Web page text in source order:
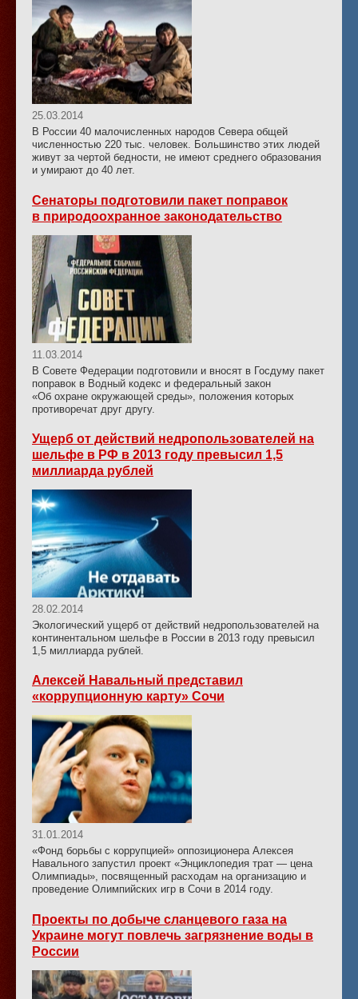
25.03.2014
В России 40 малочисленных народов Севера общей
численностью 220 тыс. человек. Большинство этих людей
живут за чертой бедности, не имеют среднего образования
и умирают до 40 лет.
Сенаторы подготовили пакет поправок
в природоохранное законодательство
11.03.2014
В Совете Федерации подготовили и вносят в Госдуму пакет
поправок в Водный кодекс и федеральный закон
«Об охране окружающей среды», положения которых
противоречат друг другу.
Ущерб от действий недропользователей на
шельфе в РФ в 2013 году превысил 1,5
миллиарда рублей
28.02.2014
Экологический ущерб от действий недропользователей на
континентальном шельфе в России в 2013 году превысил
1,5 миллиарда рублей.
Алексей Навальный представил
«коррупционную карту» Сочи
31.01.2014
«Фонд борьбы с коррупцией» оппозиционера Алексея
Навального запустил проект «Энциклопедия трат — цена
Олимпиады», посвященный расходам на организацию и
проведение Олимпийских игр в Сочи в 2014 году.
Проекты по добыче сланцевого газа на
Украине могут повлечь загрязнение воды в
России